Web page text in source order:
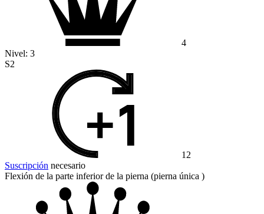
4
Nivel: 3
S2
12
Suscripción necesario
Flexión de la parte inferior de la pierna (pierna única )